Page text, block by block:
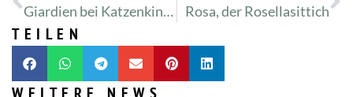
Giardien bei Katzenkindern Rosa, der Rosellasittich
TEILEN